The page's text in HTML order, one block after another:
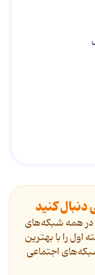
دنبال کنید
در همه شبکه‌های
را با بهترین
اجتماعی